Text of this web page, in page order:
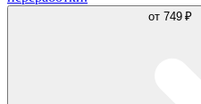
от 749 ₽